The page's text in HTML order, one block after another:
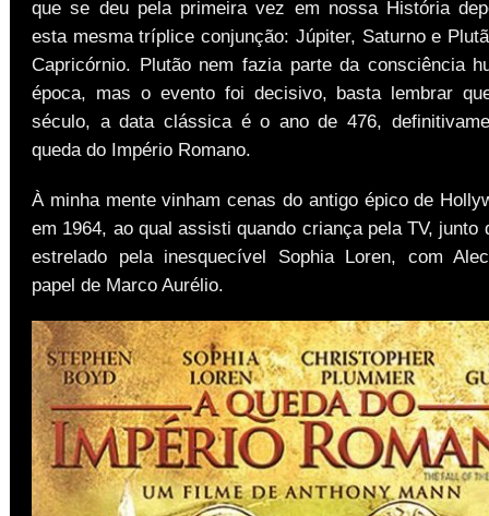
que se deu pela primeira vez em nossa História
esta mesma tríplice conjunção: Júpiter, Saturno e
Capricórnio. Plutão nem fazia parte da consciência
época, mas o evento foi decisivo, basta lembrar
século, a data clássica é o ano de 476,
queda do Império Romano.
À minha mente vinham cenas do antigo épico de
em 1964, ao qual assisti quando criança pela TV, junto
estrelado pela inesquecível Sophia Loren, com
papel de Marco Aurélio.